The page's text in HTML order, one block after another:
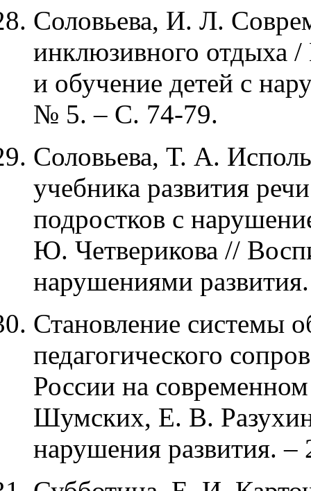
Соловьева, И. Л.
инклюзивного отдыха
и обучение детей с
№ 5. – С. 74-79.
Соловьева, Т. А.
учебника развития
подростков с
Ю. Четверикова //
нарушениями
Становление системы
педагогического
России на
Шумских, Е. В.
нарушения развития.